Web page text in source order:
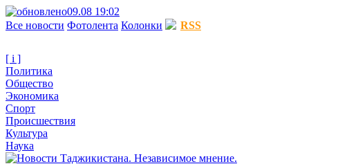
09.08 19:02
Все новости Фотолента Колонки RSS
[ i ]
Политика
Общество
Экономика
Спорт
Происшествия
Культура
Наука